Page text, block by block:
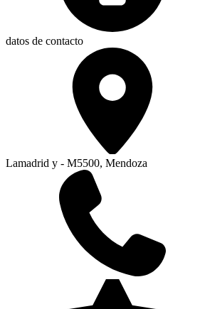
datos de contacto
Lamadrid y - M5500, Mendoza